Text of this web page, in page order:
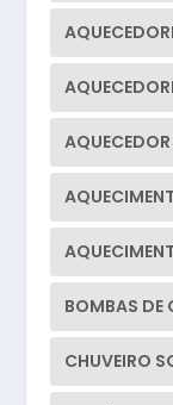
BOMBAS DE
CHUVEIRO